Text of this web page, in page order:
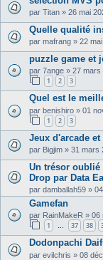
par Titan » 26 mai
Quelle qualité
par mafrang » 22
puzzle game et
par 7ange » 27 mars
1 2 3
Quel est le
par benishiro » 01
1 2 3
Jeux d'arcade
par Bigjim » 31 mars
Un trésor oublié
Drop par Data
par damballah59 »
Gamefan
par RainMakeR » 06
1 … 37 38
Dodonpachi
par evilchris » 08